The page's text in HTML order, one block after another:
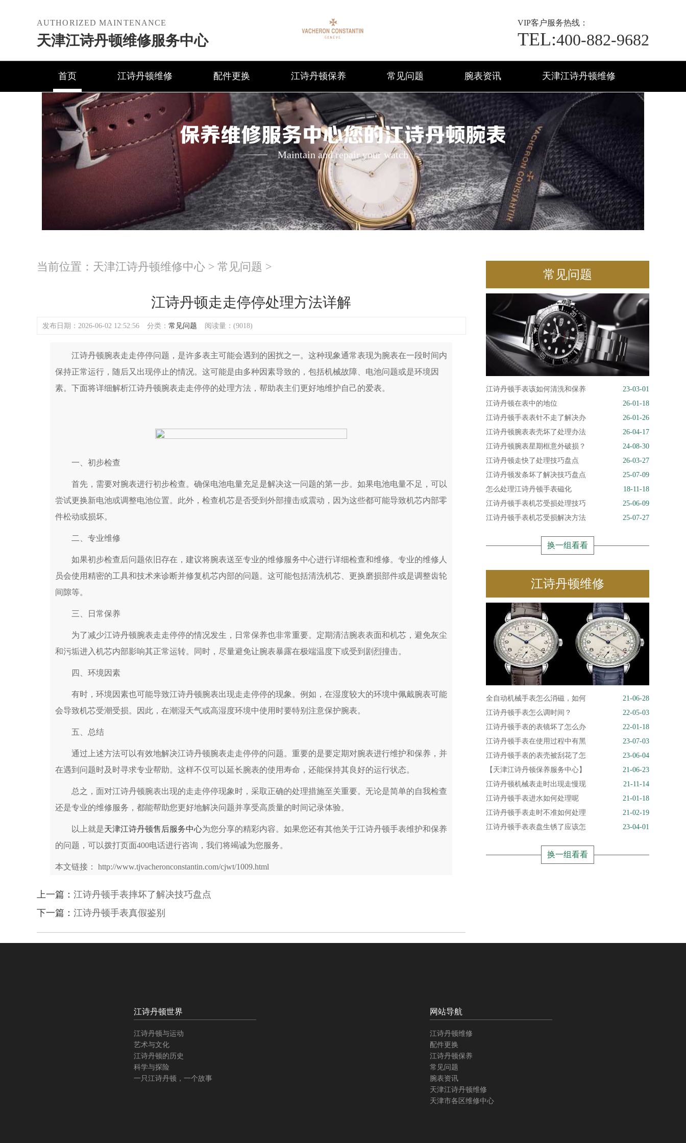
AUTHORIZED MAINTENANCE
天津江诗丹顿维修服务中心
VIP客户服务热线：
TEL:400-882-9682
首页 江诗丹顿维修 配件更换 江诗丹顿保养 常见问题 腕表资讯 天津江诗丹顿维修
保养维修服务中心您的江诗丹顿腕表
Maintain and repair your watch
当前位置： 天津江诗丹顿维修中心 > 常见问题 >
江诗丹顿走走停停处理方法详解
发布日期：2026-06-02 12:52:56 分类： 常见问题 阅读量：(9018)
江诗丹顿腕表走走停停问题，是许多表主可能会遇到的困扰之一。这种现象通常表现为腕表在一段时间内
保持正常运行，随后又出现停止的情况。这可能是由多种因素导致的，包括机械故障、电池问题或是环境因
素。下面将详细解析江诗丹顿腕表走走停停的处理方法，帮助表主们更好地维护自己的爱表。
一、初步检查
首先，需要对腕表进行初步检查。确保电池电量充足是解决这一问题的第一步。如果电池电量不足，可以
尝试更换新电池或调整电池位置。此外，检查机芯是否受到外部撞击或震动，因为这些都可能导致机芯内部零
件松动或损坏。
二、专业维修
如果初步检查后问题依旧存在，建议将腕表送至专业的维修服务中心进行详细检查和维修。专业的维修人
员会使用精密的工具和技术来诊断并修复机芯内部的问题。这可能包括清洗机芯、更换磨损部件或是调整齿轮
间隙等。
三、日常保养
为了减少江诗丹顿腕表走走停停的情况发生，日常保养也非常重要。定期清洁腕表表面和机芯，避免灰尘
和污垢进入机芯内部影响其正常运转。同时，尽量避免让腕表暴露在极端温度下或受到剧烈撞击。
四、环境因素
有时，环境因素也可能导致江诗丹顿腕表出现走走停停的现象。例如，在湿度较大的环境中佩戴腕表可能
会导致机芯受潮受损。因此，在潮湿天气或高湿度环境中使用时要特别注意保护腕表。
五、总结
通过上述方法可以有效地解决江诗丹顿腕表走走停停的问题。重要的是要定期对腕表进行维护和保养，并
在遇到问题时及时寻求专业帮助。这样不仅可以延长腕表的使用寿命，还能保持其良好的运行状态。
总之，面对江诗丹顿腕表出现的走走停停现象时，采取正确的处理措施至关重要。无论是简单的自我检查
还是专业的维修服务，都能帮助您更好地解决问题并享受高质量的时间记录体验。
以上就是天津江诗丹顿售后服务中心为您分享的精彩内容。如果您还有其他关于江诗丹顿手表维护和保养
的问题，可以拨打页面400电话进行咨询，我们将竭诚为您服务。
本文链接： http://www.tjvacheronconstantin.com/cjwt/1009.html
上一篇： 江诗丹顿手表摔坏了解决技巧盘点
下一篇： 江诗丹顿手表真假鉴别
常见问题
江诗丹顿手表该如何清洗和保养
23-03-01
江诗丹顿在表中的地位
26-01-18
江诗丹顿手表表针不走了解决办
26-01-26
江诗丹顿腕表表壳坏了处理办法
26-04-17
江诗丹顿腕表星期框意外破损？
24-08-30
江诗丹顿走快了处理技巧盘点
26-03-27
江诗丹顿发条坏了解决技巧盘点
25-07-09
怎么处理江诗丹顿手表磁化
18-11-18
江诗丹顿手表机芯受损处理技巧
25-06-09
江诗丹顿手表机芯受损解决方法
25-07-27
换一组看看
江诗丹顿维修
全自动机械手表怎么消磁，如何
21-06-28
江诗丹顿手表怎么调时间？
22-05-03
江诗丹顿手表的表镜坏了怎么办
22-01-18
江诗丹顿手表在使用过程中有黑
23-07-03
江诗丹顿手表的表壳被刮花了怎
23-06-04
【天津江诗丹顿保养服务中心】
21-06-23
江诗丹顿机械表走时出现走慢现
21-11-14
江诗丹顿手表进水如何处理呢
21-01-18
江诗丹顿手表走时不准如何处理
21-02-19
江诗丹顿手表表盘生锈了应该怎
23-04-01
换一组看看
江诗丹顿世界
江诗丹顿与运动
艺术与文化
江诗丹顿的历史
科学与探险
一只江诗丹顿，一个故事
网站导航
江诗丹顿维修
配件更换
江诗丹顿保养
常见问题
腕表资讯
天津江诗丹顿维修
天津市各区维修中心